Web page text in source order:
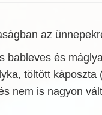
az
bableves és
töltött káposzta
nem is nagyon